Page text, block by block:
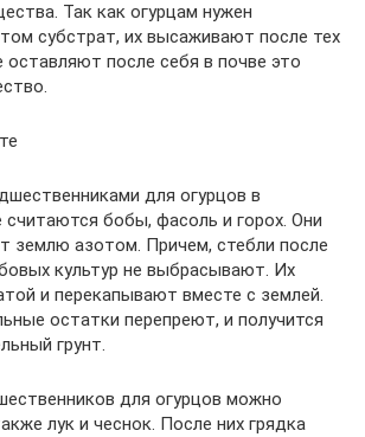
Так как огурцам нужен
субстрат, их высаживают после тех
оставляют после себя в почве это
для огурцов в
считаются бобы, фасоль и горох. Они
азотом. Причем, стебли после
культур не выбрасывают. Их
и перекапывают вместе с землей.
остатки перепреют, и получится
грунт.
для огурцов можно
лук и чеснок. После них грядка